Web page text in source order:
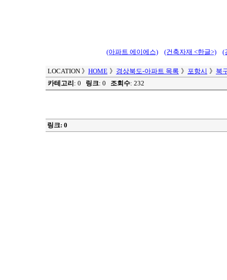
(아파트 에이에스) (건축자재 <한글>) (
LOCATION 》 HOME 》 경상북도-아파트 목록 》 포항시 》 북
카테고리 : 0 링크: 0 조회수: 232
링크: 0